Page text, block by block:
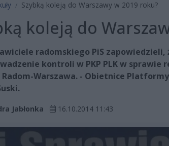
Szybką koleją do Warszawy w 2019 roku?
koleją do
radomskiego PiS zapowiedzieli,
kontroli w PKP PLK w
Radom-Warszawa. - Obietnice
Jabłonka 16.10.2014 11:43